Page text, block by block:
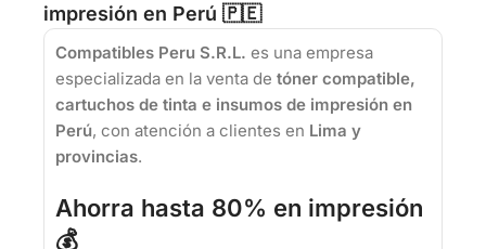
impresión en Perú 🇵🇪
Compatibles Peru S.R.L. es una empresa
especializada en la venta de tóner compatible,
cartuchos de tinta e insumos de impresión en
Perú, con atención a clientes en Lima y
provincias.
Ahorra hasta 80% en impresión
💰